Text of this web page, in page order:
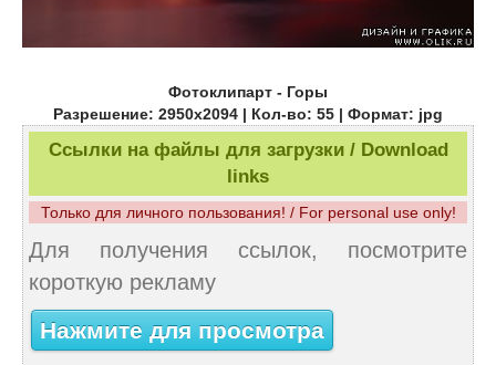
Фотоклипарт - Горы
Разрешение: 2950x2094 | Кол-во: 55 | Формат: jpg
Ссылки на файлы для загрузки / Download
links
Только для личного пользования! / For personal use only!
Для получения ссылок, посмотрите
короткую рекламу
Нажмите для просмотра